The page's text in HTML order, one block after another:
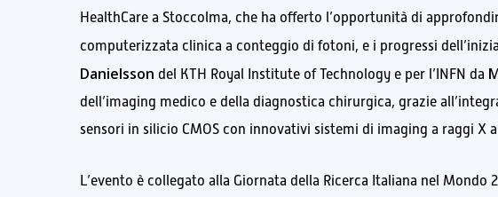
HealthCare a Stoccolma, che ha offerto l’opportunità di
computerizzata clinica a conteggio di fotoni, e i progressi
Danielsson del KTH Royal Institute of Technology e per l’INFN da
dell’imaging medico e della diagnostica chirurgica, grazie
sensori in silicio CMOS con innovativi sistemi di imaging a raggi X
L’evento è collegato alla Giornata della Ricerca Italiana nel Mondo